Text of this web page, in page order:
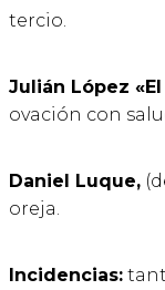
tercio.
Julián López
ovación con
Daniel Luque,
oreja.
Incidencias: